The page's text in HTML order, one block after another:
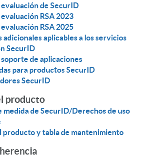
de SecurID
RSA 2023
RSA 2025
adicionales aplicables a los servicios
SecurID
de aplicaciones
para productos SecurID
SecurID
producto
medida de SecurID/Derechos de uso
producto y tabla de mantenimiento